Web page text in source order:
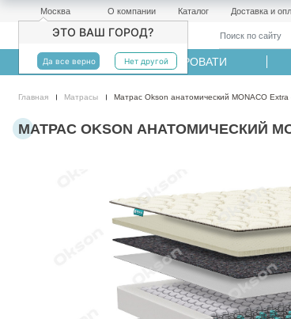
Москва
ЭТО ВАШ ГОРОД?
Да все верно Нет другой
О компании Каталог Доставка и
МАТРАСЫ КРОВАТИ
Главная Матрасы Матрас Okson анатомический MONACO
МАТРАС OKSON АНАТОМИЧЕСКИЙ